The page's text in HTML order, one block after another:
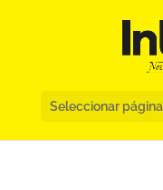
Seleccionar página